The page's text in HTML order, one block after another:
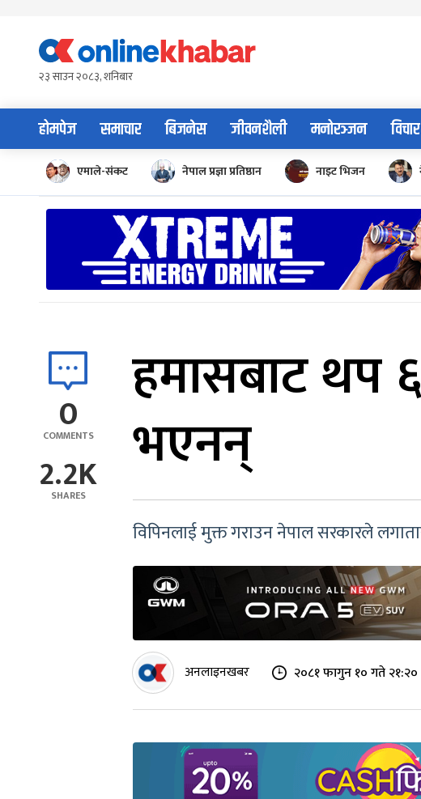
content२३ साउन २०८३, शनिबार
होमपेज समाचार बिजनेस जीवनशैली मनोरञ्जन विचार
एमाले-संकट नेपाल प्रज्ञा प्रतिष्ठान नाइट भिजन
0
COMMENTS
2.2K
SHARES
हमासबाट थप
भएनन्
विपिनलाई मुक्त गराउन नेपाल सरकारले
अनलाइनखबर २०८१ फागुन १० गते २१:२०